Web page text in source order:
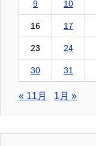
9 10
16 17
23 24
30 31
« 11月 1月 »